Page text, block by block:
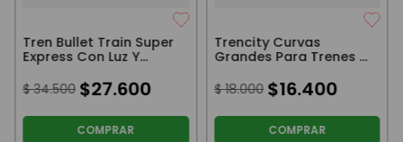
Tren Bullet Train Super
Express Con Luz Y
Sonido Celeste
$ 34.500 $27.600
COMPRAR
Trencity Curvas
Grandes Para Trenes 4
$ 18.000 $16.400
COMPRAR